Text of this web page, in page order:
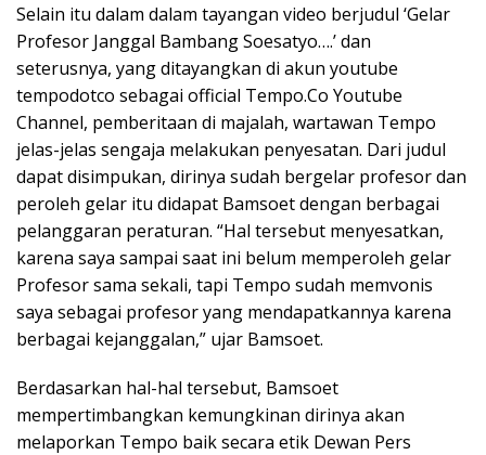
Selain itu dalam dalam tayangan video berjudul ‘Gelar
Profesor Janggal Bambang Soesatyo….’ dan
seterusnya, yang ditayangkan di akun youtube
tempodotco sebagai official Tempo.Co Youtube
Channel, pemberitaan di majalah, wartawan Tempo
jelas-jelas sengaja melakukan penyesatan. Dari judul
dapat disimpukan, dirinya sudah bergelar profesor dan
peroleh gelar itu didapat Bamsoet dengan berbagai
pelanggaran peraturan. “Hal tersebut menyesatkan,
karena saya sampai saat ini belum memperoleh gelar
Profesor sama sekali, tapi Tempo sudah memvonis
saya sebagai profesor yang mendapatkannya karena
berbagai kejanggalan,” ujar Bamsoet.
Berdasarkan hal-hal tersebut, Bamsoet
mempertimbangkan kemungkinan dirinya akan
melaporkan Tempo baik secara etik Dewan Pers